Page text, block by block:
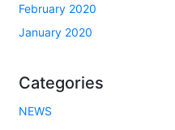
February 2020
January 2020
Categories
NEWS